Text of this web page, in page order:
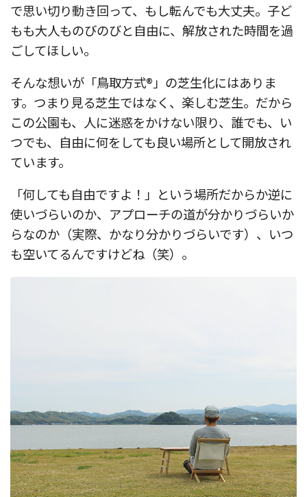
で思い切り動き回って、もし転んでも大丈夫。子ど
もも大人ものびのびと自由に、解放された時間を過
ごしてほしい。
そんな想いが「鳥取方式®」の芝生化にはありま
す。つまり見る芝生ではなく、楽しむ芝生。だから
この公園も、人に迷惑をかけない限り、誰でも、い
つでも、自由に何をしても良い場所として開放され
ています。
「何しても自由ですよ！」という場所だからか逆に
使いづらいのか、アプローチの道が分かりづらいか
らなのか（実際、かなり分かりづらいです）、いつ
も空いてるんですけどね（笑）。